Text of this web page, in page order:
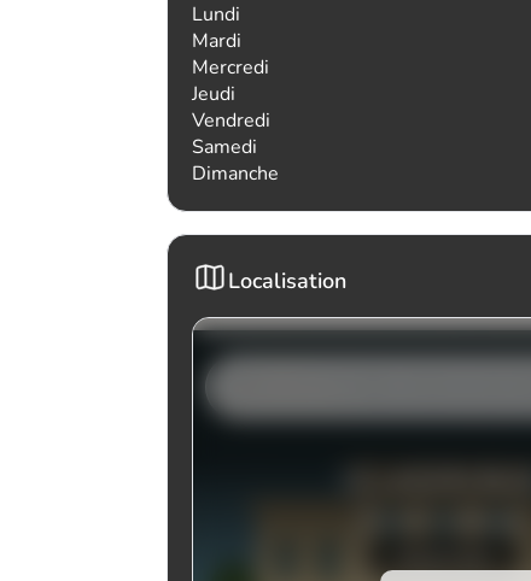
Lundi
Mardi
Mercredi
Jeudi
Vendredi
Samedi
Dimanche
Localisation